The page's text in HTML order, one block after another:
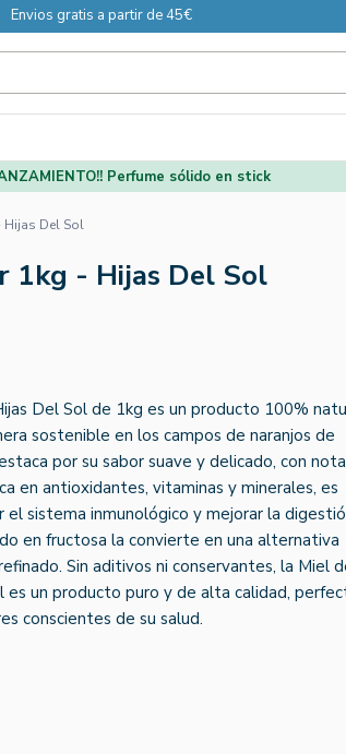
Envios gratis a partir de 45€
Perfume sólido en stick
Hijas Del Sol
1kg - Hijas Del Sol
Del Sol de 1kg es un producto 100%
sostenible en los campos de naranjos de
por su sabor suave y delicado, con
en antioxidantes, vitaminas y minerales, es
sistema inmunológico y mejorar la
en fructosa la convierte en una alternativa
Sin aditivos ni conservantes, la Miel
es un producto puro y de alta calidad,
conscientes de su salud.